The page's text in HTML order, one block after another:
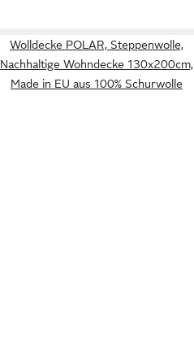
Wolldecke POLAR, Steppenwolle,
Nachhaltige Wohndecke 130x200cm,
Made in EU aus 100% Schurwolle